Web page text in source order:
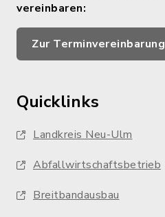
vereinbaren:
Zur Terminvereinbarung
Quicklinks
Landkreis Neu-Ulm
Abfallwirtschaftsbetrieb
Breitbandausbau